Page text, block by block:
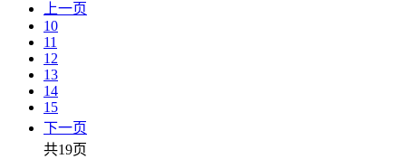
上一页
10
11
12
13
14
15
下一页
共19页